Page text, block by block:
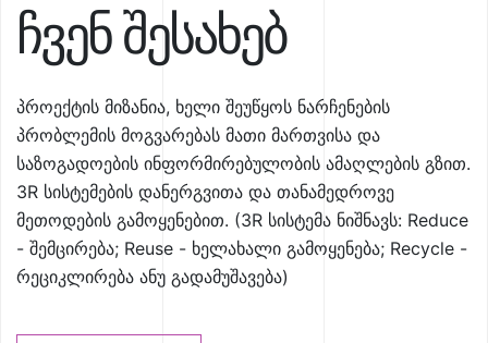
ჩვენ შესახებ
პროექტის მიზანია, ხელი შეუწყოს ნარჩენების
პრობლემის მოგვარებას მათი მართვისა და
საზოგადოების ინფორმირებულობის ამაღლების გზით.
3R სისტემების დანერგვითა და თანამედროვე
მეთოდების გამოყენებით. (3R სისტემა ნიშნავს: Reduce
- შემცირება; Reuse - ხელახალი გამოყენება; Recycle -
რეციკლირება ანუ გადამუშავება)